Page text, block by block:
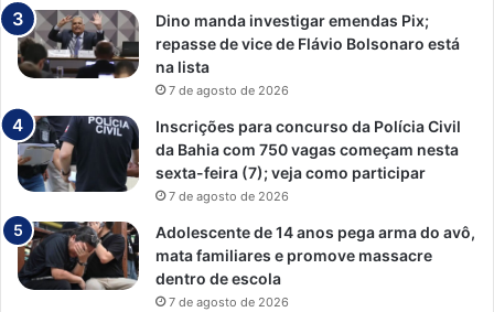
Dino manda investigar emendas Pix;
repasse de vice de Flávio Bolsonaro está
na lista
7 de agosto de 2026
Inscrições para concurso da Polícia Civil
da Bahia com 750 vagas começam nesta
sexta-feira (7); veja como participar
7 de agosto de 2026
Adolescente de 14 anos pega arma do avô,
mata familiares e promove massacre
dentro de escola
7 de agosto de 2026